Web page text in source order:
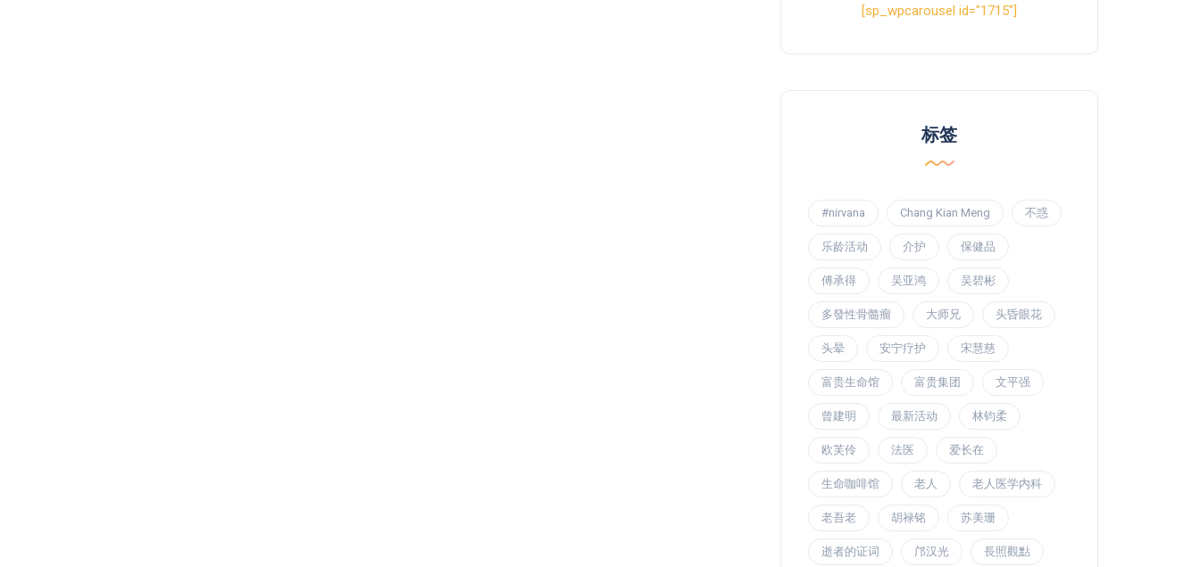
[sp_wpcarousel id="1715"]
标签
#nirvana Chang Kian Meng 不惑
乐龄活动 介护 保健品
傅承得 吴亚鸿 吴碧彬
多發性骨髓瘤 大师兄 头昏眼花
头晕 安宁疗护 宋慧慈
富贵生命馆 富贵集团 文平强
曾建明 最新活动 林钧柔
欧芙伶 法医 爱长在
生命咖啡馆 老人 老人医学内科
老吾老 胡禄铭 苏美珊
逝者的证词 邝汉光 長照觀點